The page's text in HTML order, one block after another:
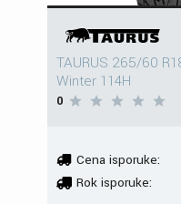
TAURUS 265/60
Winter 114H
0
Cena isporuke:
Rok isporuke: